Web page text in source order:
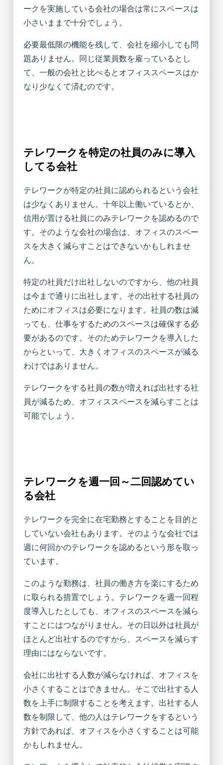
ークを実施している会社の場合は常にスペースは
小さいままで十分でしょう。
必要最低限の機能を残して、会社を縮小しても問
題ありません。同じ従業員数を雇っているとし
て、一般の会社と比べるとオフィススペースはか
なり少なくて済むのです。
テレワークを特定の社員のみに導入
してる会社
テレワークが特定の社員に認められるという会社
は少なくありません。十年以上働いているとか、
信用が置ける社員にのみテレワークを認めるので
す。そのような会社の場合は、オフィスのスペー
スを大きく減らすことはできないかもしれませ
ん。
特定の社員だけ出社しないのですから、他の社員
は今まで通りに出社します。その出社する社員の
ためにオフィスは必要になります。社員の数は減
っても、仕事をするためのスペースは確保する必
要があるのです。そのためテレワークを導入した
からといって、大きくオフィスのスペースが減る
わけではありません。
テレワークをする社員の数が増えれば出社する社
員が減るため、オフィススペースを減らすことは
可能でしょう。
テレワークを週一回～二回認めてい
る会社
テレワークを完全に在宅勤務とすることを目的と
していない会社もあります。そのような会社では
週に何回かのテレワークを認めるという形を取っ
ています。
このような勤務は、社員の働き方を楽にするため
に取られる措置でしょう。テレワークを週一回程
度導入したとしても、オフィスのスペースを減ら
すことにはつながりません。その日以外は社員が
ほとんど出社するのですから、スペースを減らす
理由にはならないです。
会社に出社する人数が減らなければ、オフィスを
小さくすることはできません。そこで出社する人
数を上手に制限することを考えます。出社する人
数を制限して、他の人はテレワークをするという
方針であれば、オフィスを小さくすることは可能
かもしれません。